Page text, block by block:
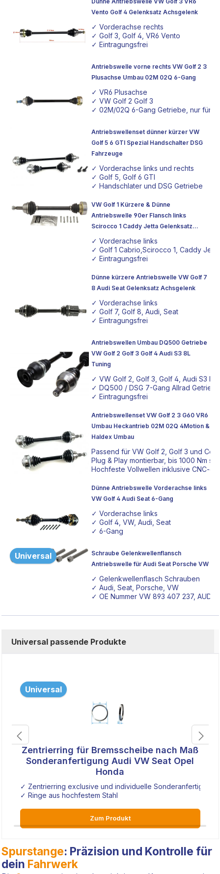
Vento Golf 4 Gelenksatz Achsgelenk
✓ Vorderachse rechts
✓ Golf 3, Golf 4, VR6 Vento
✓ Eintragungsfrei
Antriebswelle vorne rechts VW Golf 2 3
Plusachse Umbau 02M 02Q 6-Gang
✓ VR6 Plusachse
✓ VW Golf 2 Golf 3
✓ 02M/02Q 6-Gang Getriebe, nur für
Antriebswellenset dünner kürzer VW
Golf 5 6 GTI Spezial Handschalter DSG
Fahrzeuge
✓ Vorderachse links und rechts
✓ Golf 5, Golf 6 GTI
✓ Handschlater und DSG Getriebe
VW Golf 1 Kürzere & Dünne
Antriebswelle 90er Flansch links
Scirocco 1 Caddy Jetta Gelenksatz
Tiefergelegt Achsgelenk 90er Flansch
✓ Vorderachse links
✓ Golf 1 Cabrio,Scirocco 1, Caddy Jetta
✓ Eintragungsfrei
Dünne kürzere Antriebswelle VW Golf 7
8 Audi Seat Gelenksatz Achsgelenk
✓ Vorderachse links
✓ Golf 7, Golf 8, Audi, Seat
✓ Eintragungsfrei
Antriebswellen Umbau DQ500 Getriebe
VW Golf 2 Golf 3 Golf 4 Audi S3 8L
Tuning
✓ VW Golf 2, Golf 3, Golf 4, Audi S3
✓ DQ500 / DSG 7-Gang Allrad
✓ Eintragungsfrei
Antriebswellenset VW Golf 2 3 G60 VR6
Umbau Heckantrieb 02M 02Q 4Motion &
Haldex Umbau
Passend für VW Golf 2, Golf 3 und
Plug & Play montierbar, bis 1000 Nm
Hochfeste Vollwellen inklusive CNC-
Dünne Antriebswelle Vorderachse links
VW Golf 4 Audi Seat 6-Gang
✓ Vorderachse links
✓ Golf 4, VW, Audi, Seat
✓ 6-Gang
Universal
Schraube Gelenkwellenflansch
Antriebswelle für Audi Seat Porsche VW
✓ Gelenkwellenflasch Schrauben
✓ Audi, Seat, Porsche, VW
✓ OE Nummer VW 893 407 237, AUDI N
Universal passende Produkte
Universal
Zentrierring für Bremsscheibe nach Maß
Sonderanfertigung Audi VW Seat Opel
Honda
✓ Zentrierring exclusive und individuelle Sonderanfertigung
✓ Ringe aus hochfestem Stahl
Zum Produkt
Spurstange: Präzision und Kontrolle für
dein Fahrwerk